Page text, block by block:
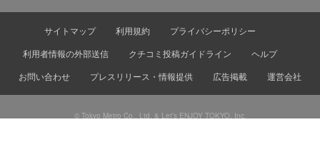
サイトマップ 利用規約
プライバシーポリシー
利用者情報の外部送信
クチコミ投稿ガイドライン
ヘルプ
お問い合わせ
プレスリリース・情報提供 広告掲載 運営会社
© Tokyo Metro Co., Ltd. & Let’s ENJOY TOKYO, Inc.